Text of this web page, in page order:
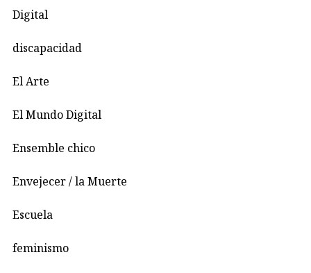
Digital
discapacidad
El Arte
El Mundo Digital
Ensemble chico
Envejecer / la Muerte
Escuela
feminismo